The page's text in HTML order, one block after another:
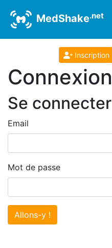
MedShake.net
Inscription
Connexion
Se connecter
Email
Mot de passe
Allons-y !